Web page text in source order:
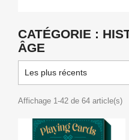
CATÉGORIE :
ÂGE
Les plus récents
Affichage 1-42 de 64 article(s)